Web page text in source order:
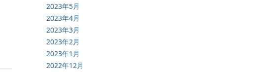
2023年5月
2023年4月
2023年3月
2023年2月
2023年1月
2022年12月